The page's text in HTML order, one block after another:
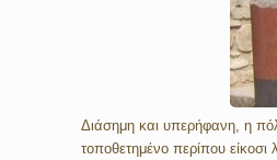
Διάσημη και υπερήφανη, η
τοποθετημένο περίπου